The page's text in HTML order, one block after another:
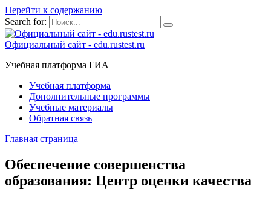
Перейти к содержанию
Search for:
Официальный сайт - edu.rustest.ru
Учебная платформа ГИА
Учебная платформа
Дополнительные программы
Учебные материалы
Обратная связь
Главная страница
Обеспечение совершенства
образования: Центр оценки качества